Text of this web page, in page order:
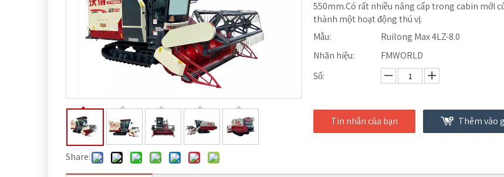
Share:
550mm.Có rất nhiều nâng cấp trong cabin mới
thành một hoạt động thú vị.
Mẫu:
Ruilong Max 4LZ-8.0
Nhãn hiệu:
FMWORLD
Số:
Tin nhắn của bạn Thêm vào